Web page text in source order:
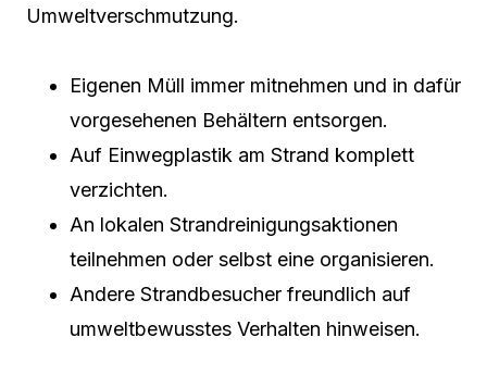
Umweltverschmutzung.
Eigenen Müll immer mitnehmen und in dafür
vorgesehenen Behältern entsorgen.
Auf Einwegplastik am Strand komplett
verzichten.
An lokalen Strandreinigungsaktionen
teilnehmen oder selbst eine organisieren.
Andere Strandbesucher freundlich auf
umweltbewusstes Verhalten hinweisen.